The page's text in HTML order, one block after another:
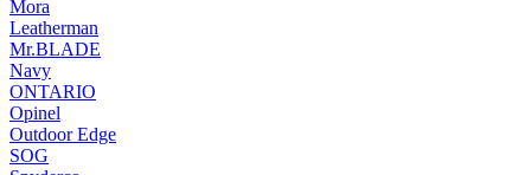
Mora
Leatherman
Mr.BLADE
Navy
ONTARIO
Opinel
Outdoor Edge
SOG